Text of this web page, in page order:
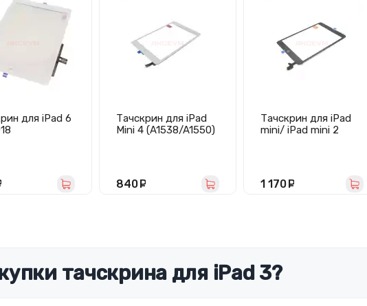
для iPad 6
Тачскрин для iPad
Mini 4 (A1538/A1550)
840
Тачскрин для iPad
mini/ iPad mini 2
в сборе (черный) -
Премиум
1 170 руб.
тачскрина для iPad 3?